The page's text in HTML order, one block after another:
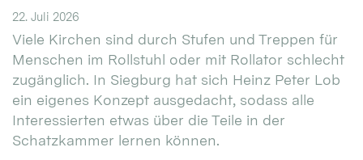
22. Juli 2026
Viele Kirchen sind durch Stufen und Treppen für
Menschen im Rollstuhl oder mit Rollator schlecht
zugänglich. In Siegburg hat sich Heinz Peter Lob
ein eigenes Konzept ausgedacht, sodass alle
Interessierten etwas über die Teile in der
Schatzkammer lernen können.